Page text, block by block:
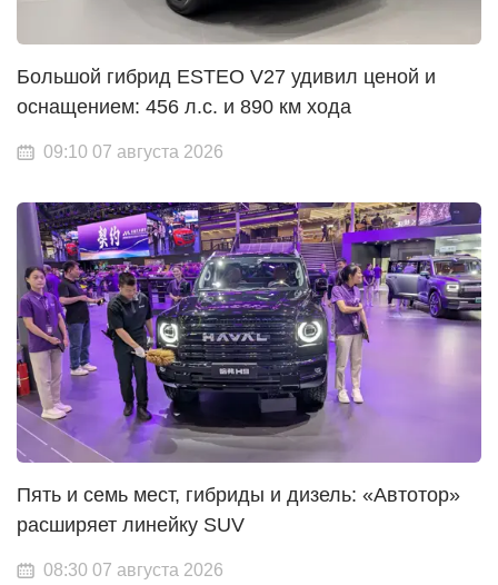
Большой гибрид ESTEO V27 удивил ценой и
оснащением: 456 л.с. и 890 км хода
09:10 07 августа 2026
Пять и семь мест, гибриды и дизель: «Автотор»
расширяет линейку SUV
08:30 07 августа 2026